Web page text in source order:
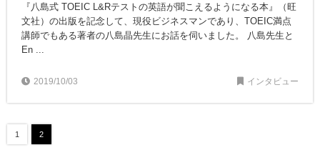
『八島式 TOEIC L&Rテストの英語が聞こえるようになる本』（旺
文社）の出版を記念して、現役ビジネスマンであり、TOEIC満点
講師でもある著者の八島晶先生にお話を伺いました。 八島先生と
En ...
2019/10/03 インタビュー
1 2